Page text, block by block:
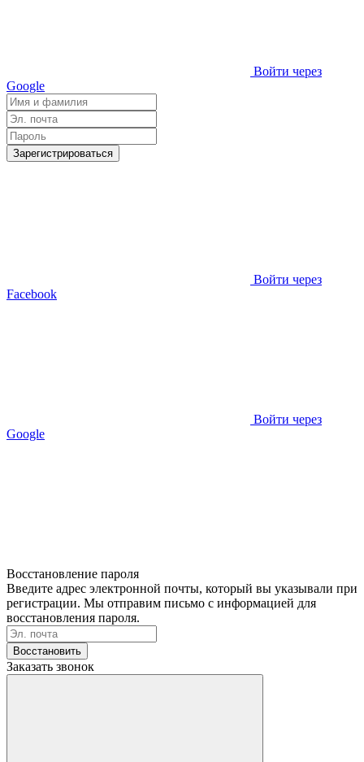
Войти через
Google
Зарегистрироваться
Войти через
Facebook
Войти через
Google
Восстановление пароля
Введите адрес электронной почты, который вы указывали при
регистрации. Мы отправим письмо с информацией для
восстановления пароля.
Восстановить
Заказать звонок